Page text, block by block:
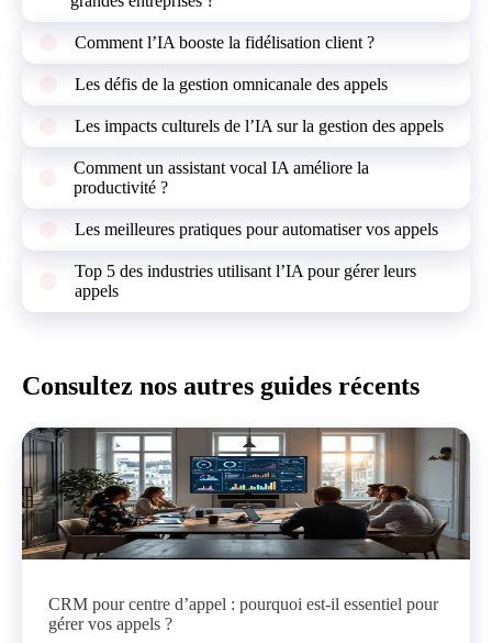
Comment l’IA booste la fidélisation client ?
Les défis de la gestion omnicanale des appels
Les impacts culturels de l’IA sur la gestion des appels
Comment un assistant vocal IA améliore la
productivité ?
Les meilleures pratiques pour automatiser vos appels
Top 5 des industries utilisant l’IA pour gérer leurs
appels
Consultez nos autres guides récents
CRM pour centre d’appel : pourquoi est-il essentiel pour
gérer vos appels ?